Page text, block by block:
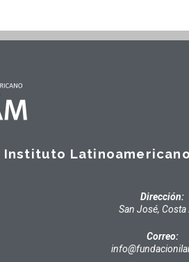
Instituto
Dirección:
San José, Costa
Correo: